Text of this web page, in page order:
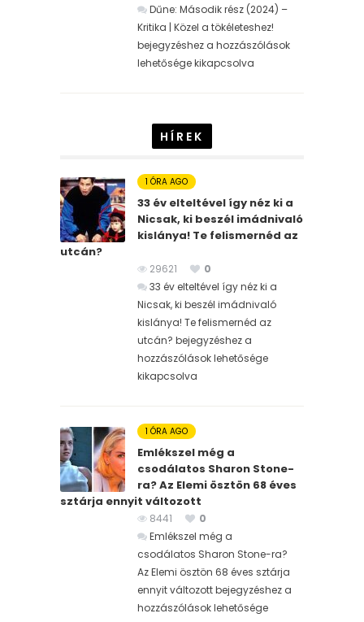
Dűne: Második rész (2024) –
Kritika | Közel a tökéleteshez!
bejegyzéshez a hozzászólások
lehetősége kikapcsolva
HÍREK
1 ÓRA AGO
33 év elteltével így néz ki a
Nicsak, ki beszél imádnivaló
kislánya! Te felismernéd az
utcán?
29621
0
33 év elteltével így néz ki a
Nicsak, ki beszél imádnivaló
kislánya! Te felismernéd az
utcán? bejegyzéshez a
hozzászólások lehetősége
kikapcsolva
1 ÓRA AGO
Emlékszel még a
csodálatos Sharon Stone-
ra? Az Elemi ösztön 68 éves
sztárja ennyit változott
8441
0
Emlékszel még a
csodálatos Sharon Stone-ra?
Az Elemi ösztön 68 éves sztárja
ennyit változott bejegyzéshez a
hozzászólások lehetősége